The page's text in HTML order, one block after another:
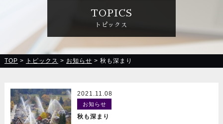
TOPICS
トピックス
TOP > トピックス > お知らせ > 秋も深まり
2021.11.08
お知らせ
秋も深まり